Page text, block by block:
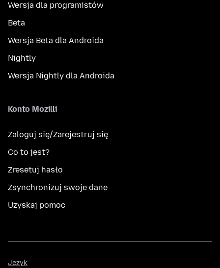
Wersja dla programistów
Beta
Wersja Beta dla Androida
Nightly
Wersja Nightly dla Androida
Konto Mozilli
Zaloguj się/Zarejestruj się
Co to jest?
Zresetuj hasło
Zsynchronizuj swoje dane
Uzyskaj pomoc
Język